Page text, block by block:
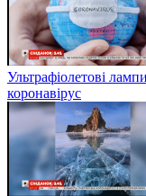
Ультрафіолетові
коронавірус